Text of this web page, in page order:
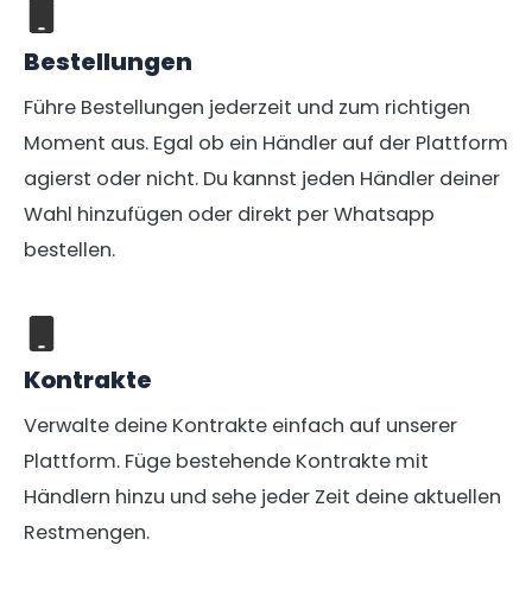
Bestellungen
Führe Bestellungen jederzeit und zum richtigen
Moment aus. Egal ob ein Händler auf der Plattform
agierst oder nicht. Du kannst jeden Händler deiner
Wahl hinzufügen oder direkt per Whatsapp
bestellen.
Kontrakte
Verwalte deine Kontrakte einfach auf unserer
Plattform. Füge bestehende Kontrakte mit
Händlern hinzu und sehe jeder Zeit deine aktuellen
Restmengen.